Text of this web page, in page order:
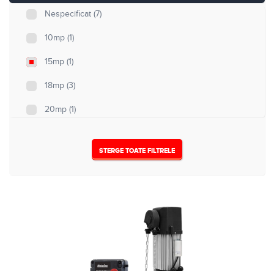
Nespecificat (7)
10mp (1)
15mp (1)
18mp (3)
20mp (1)
STERGE TOATE FILTRELE